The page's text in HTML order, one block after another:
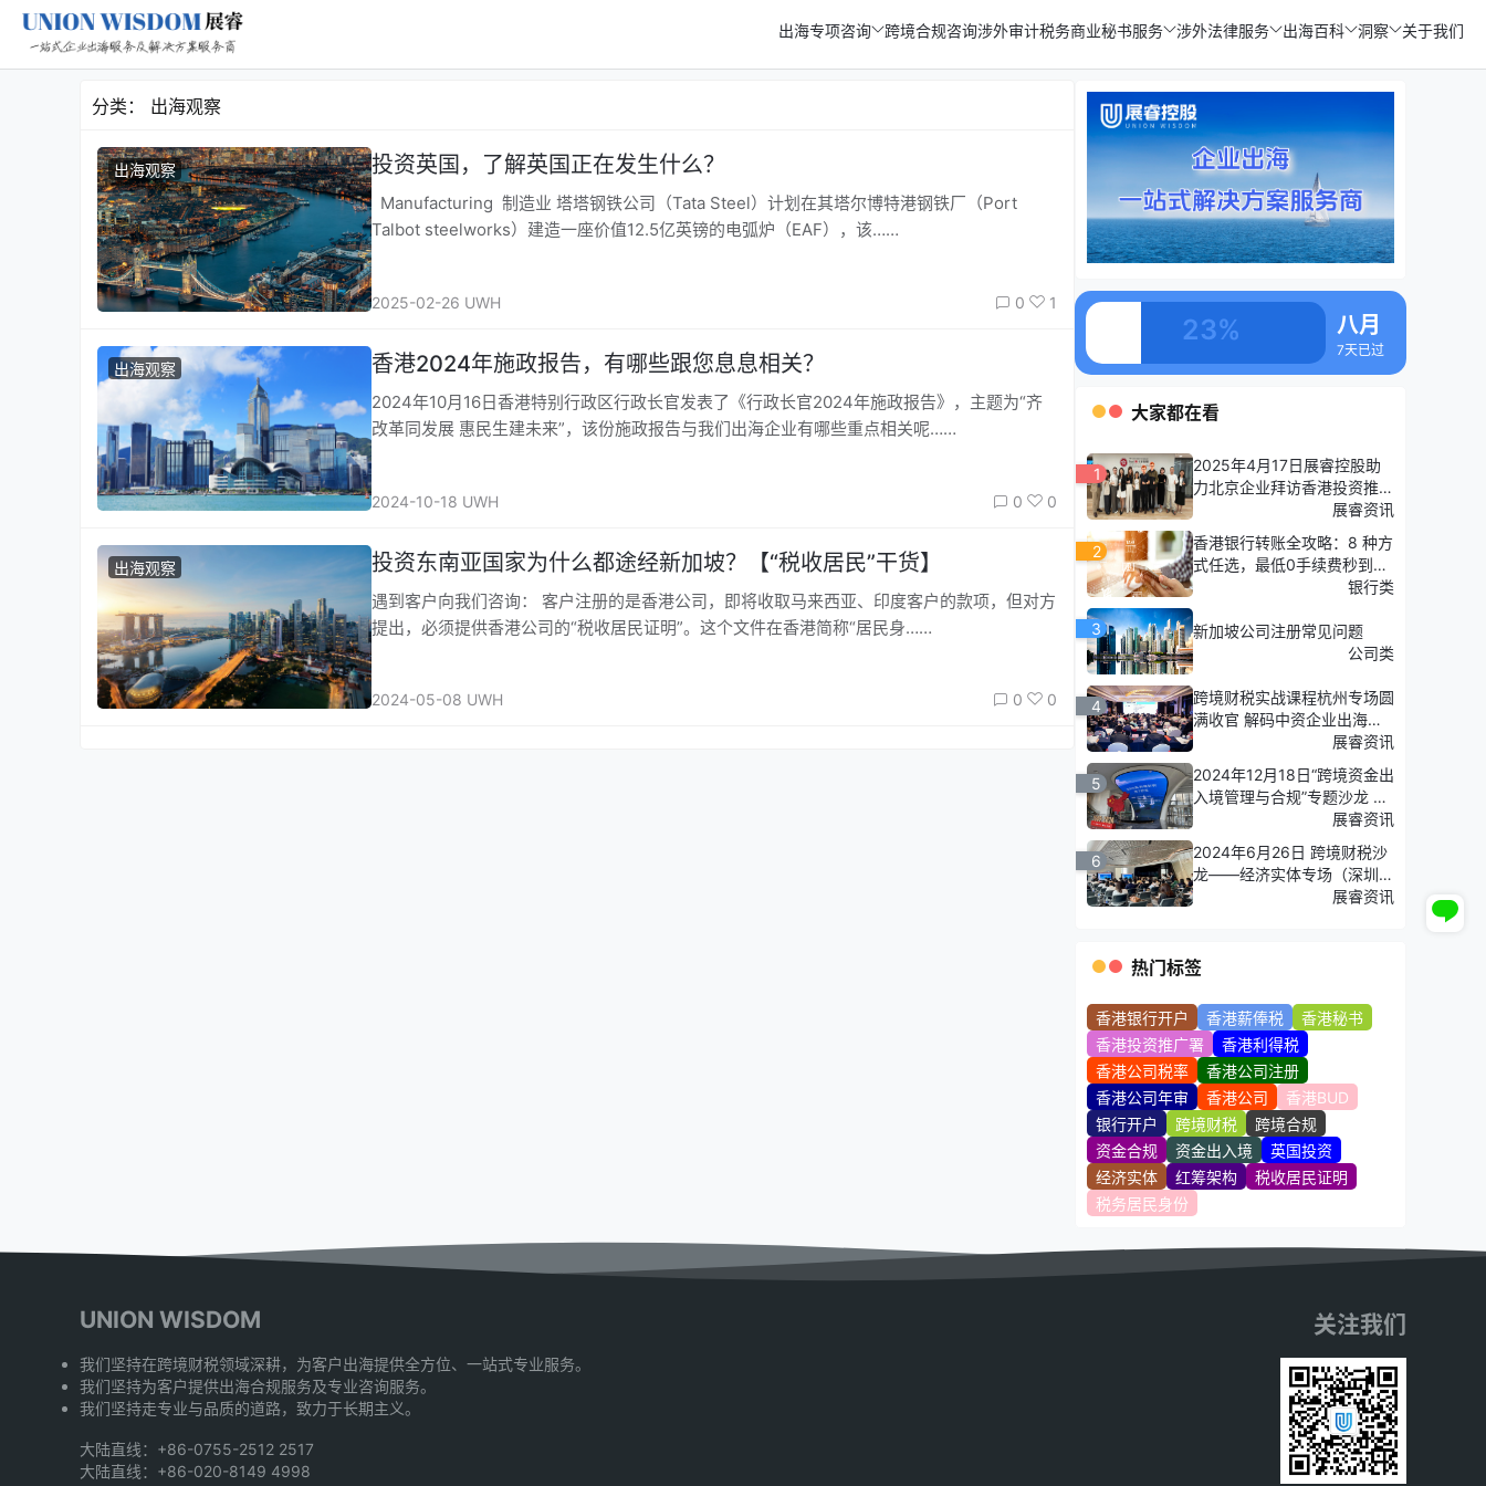
出海专项咨询 跨境合规咨询涉外审计税务商业秘书服务 涉外法律服务 出海百科 洞察 关于我们
分类： 出海观察
出海观察 投资英国，了解英国正在发生什么？
Manufacturing 制造业 塔塔钢铁公司（Tata Steel）计划在其塔尔博特港钢铁厂（Port
Talbot steelworks）建造一座价值12.5亿英镑的电弧炉（EAF），该……
2025-02-26 UWH 0 1
出海观察 香港2024年施政报告，有哪些跟您息息相关？
2024年10月16日香港特别行政区行政长官发表了《行政长官2024年施政报告》，主题为“齐
改革同发展 惠民生建未来”，该份施政报告与我们出海企业有哪些重点相关呢……
2024-10-18 UWH 0 0
出海观察 投资东南亚国家为什么都途经新加坡？【“税收居民”干货】
遇到客户向我们咨询： 客户注册的是香港公司，即将收取马来西亚、印度客户的款项，但对方
提出，必须提供香港公司的“税收居民证明”。这个文件在香港简称“居民身……
2024-05-08 UWH 0 0
23% 八月
7天已过
大家都在看
1
2025年4月17日展睿控股助
力北京企业拜访香港投资推广
展睿资讯
2
香港银行转账全攻略：8 种方
式任选，最低0手续费秒到
银行类
3
新加坡公司注册常见问题
公司类
4
跨境财税实战课程杭州专场圆
满收官 解码中资企业出海合
杭州专场 2025年4月19-20
日
展睿资讯
5
2024年12月18日“跨境资金出
入境管理与合规”专题沙龙 青
展睿资讯
6
2024年6月26日 跨境财税沙
龙——经济实体专场（深圳
展睿资讯
热门标签
香港银行开户 香港薪俸税
香港秘书
香港投资推广署
香港利得税
香港公司税率
香港公司注册
香港公司年审
香港公司
香港BUD
银行开户
跨境财税
跨境合规
资金合规
资金出入境
英国投资
经济实体
红筹架构
税收居民证明
税务居民身份
UNION WISDOM
我们坚持在跨境财税领域深耕，为客户出海提供全方位、一站式专业服务。
我们坚持为客户提供出海合规服务及专业咨询服务。
我们坚持走专业与品质的道路，致力于长期主义。
大陆直线：+86-0755-2512 2517
大陆直线：+86-020-8149 4998
关注我们